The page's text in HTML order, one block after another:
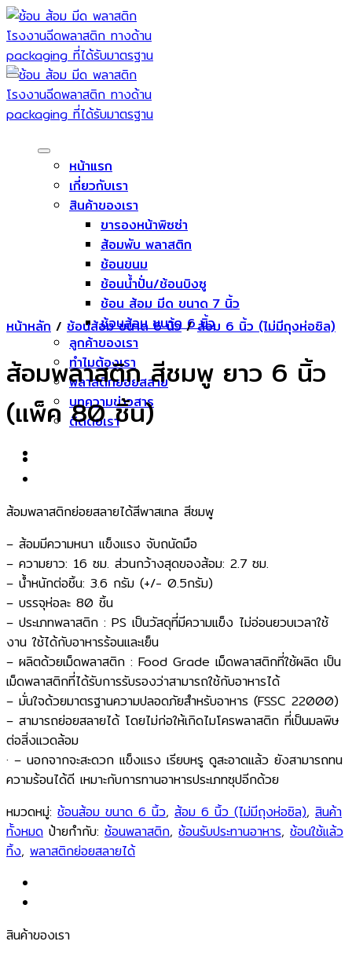
Skip
to
content
หน้าแรก
เกี่ยวกับเรา
สินค้าของเรา
ขารองหน้าพิซซ่า
ส้อมพับ พลาสติก
ช้อนขนม
ช้อนน้ำปั่น/ช้อนบิงซู
ช้อน ส้อม มีด ขนาด 7 นิ้ว
ช้อนส้อม ขนาด 6 นิ้ว
ลูกค้าของเรา
ทำไมต้องเรา
พลาสติกย่อยสลาย
บทความข่าวสาร
ติดต่อเรา
หน้าหลัก / ช้อนส้อม ขนาด 6 นิ้ว / ส้อม 6 นิ้ว (ไม่มีถุงห่อซิล)
ส้อมพลาสติก สีชมพู ยาว 6 นิ้ว
(แพ็ค 80 ชิ้น)
ส้อมพลาสติกย่อยสลายได้สีพาสเทล สีชมพู
– ส้อมมีความหนา แข็งแรง จับถนัดมือ
– ความยาว: 16 ซม. ส่วนกว้างสุดของส้อม: 2.7 ซม.
– น้ำหนักต่อชิ้น: 3.6 กรัม (+/- 0.5กรัม)
– บรรจุห่อละ 80 ชิ้น
– ประเภทพลาสติก : PS เป็นวัสดุที่มีความแข็ง ไม่อ่อนยวบเวลาใช้
งาน ใช้ได้กับอาหารร้อนและเย็น
– ผลิตด้วยเม็ดพลาสติก : Food Grade เม็ดพลาสติกที่ใช้ผลิต เป็น
เม็ดพลาสติกที่ได้รับการรับรองว่าสามารถใช้กับอาหารได้
– มั่นใจด้วยมาตรฐานความปลอดภัยสำหรับอาหาร (FSSC 22000)
– สามารถย่อยสลายได้ โดยไม่ก่อให้เกิดไมโครพลาสติก ที่เป็นมลพิษ
ต่อสิ่งแวดล้อม
· – นอกจากจะสะดวก แข็งแรง เรียบหรู ดูสะอาดแล้ว ยังสามารถทน
ความร้อนได้ดี เหมาะกับการทานอาหารประเภทซุปอีกด้วย
หมวดหมู่: ช้อนส้อม ขนาด 6 นิ้ว, ส้อม 6 นิ้ว (ไม่มีถุงห่อซิล), สินค้า
ทั้งหมด ป้ายกำกับ: ช้อนพลาสติก, ช้อนรับประทานอาหาร, ช้อนใช้แล้ว
ทิ้ง, พลาสติกย่อยสลายได้
สินค้าของเรา